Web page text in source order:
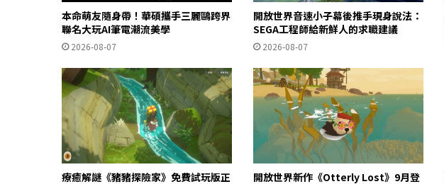
本命萌友隨身帶！華碩攜手三麗鷗跨界
聯名大玩AI筆電潮流美學
2026-08-07
開放世界音速小子幕後推手現身說法：
SEGA工程師給新鮮人的求職建議
2026-08-07
療癒解謎《豬豬探險家》免費試玩版正
開放世界新作《Otterly Lost》9月登